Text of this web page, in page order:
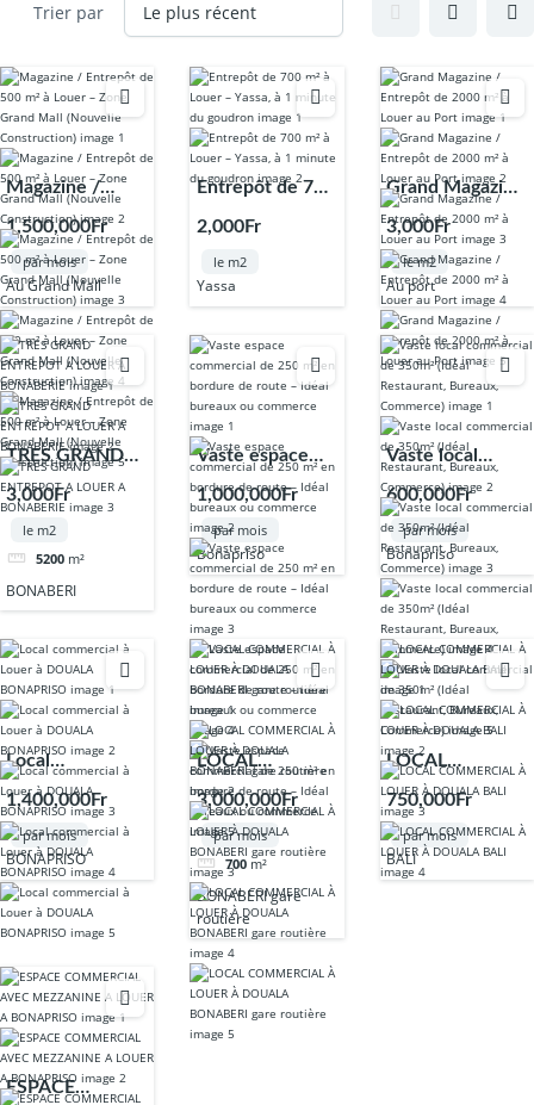
Trier par
Magazine /
Entrepôt de 500
m² à Louer –
Zone Grand
Mall (Nouvelle
Construction)
1,500,000Fr
par mois
Au Grand Mall
Entrepôt de 700
m² à Louer –
minute du
2,000Fr
le m2
Yassa
Grand Magazine
/ Entrepôt de
2000 m² à Louer
au Port
3,000Fr
le m2
Au port
TRES GRAND
ENTREPOT A
LOUER A
BONABERIE
3,000Fr
le m2
5200 m²
BONABERI
Vaste espace
commercial de
250 m² en
bordure de
route – Idéal
bureaux ou
commerce
1,000,000Fr
par mois
Bonapriso
Vaste local
commercial de
350m² (Idéal
Restaurant,
Bureaux,
Commerce)
600,000Fr
par mois
Bonapriso
Local
commercial à
Louer à
DOUALA
BONAPRISO
1,400,000Fr
par mois
BONAPRISO
LOCAL
COMMERCIAL
À LOUER À
DOUALA
BONABERI gare
routière
3,000,000Fr
par mois
700 m²
BONABERI gare
routière
LOCAL
COMMERCIAL
À LOUER À
DOUALA BALI
750,000Fr
par mois
BALI
ESPACE